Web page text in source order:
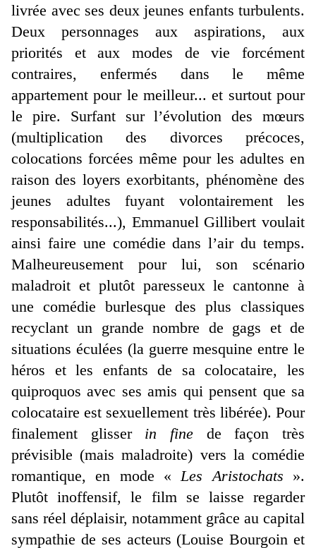
livrée avec ses deux jeunes enfants turbulents.
Deux personnages aux aspirations, aux
priorités et aux modes de vie forcément
contraires, enfermés dans le même
appartement pour le meilleur... et surtout pour
le pire. Surfant sur l’évolution des mœurs
(multiplication des divorces précoces,
colocations forcées même pour les adultes en
raison des loyers exorbitants, phénomène des
jeunes adultes fuyant volontairement les
responsabilités...), Emmanuel Gillibert voulait
ainsi faire une comédie dans l’air du temps.
Malheureusement pour lui, son scénario
maladroit et plutôt paresseux le cantonne à
une comédie burlesque des plus classiques
recyclant un grande nombre de gags et de
situations éculées (la guerre mesquine entre le
héros et les enfants de sa colocataire, les
quiproquos avec ses amis qui pensent que sa
colocataire est sexuellement très libérée). Pour
finalement glisser in fine de façon très
prévisible (mais maladroite) vers la comédie
romantique, en mode « Les Aristochats ».
Plutôt inoffensif, le film se laisse regarder
sans réel déplaisir, notamment grâce au capital
sympathie de ses acteurs (Louise Bourgoin et